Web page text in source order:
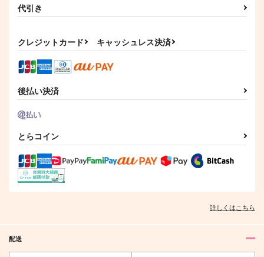
蜂蜜色の夜明け
piova
黒羽快斗×工藤新一
作品詳細
ちゃむらぶ
Asupara town
作品詳細
ぷりーず！ぷりーず！
スタンリー×ゼノ
作品詳細
代引き
クレジットカード キャッシュレス決済
後払い決済
とらコイン
詳しくはこちら
配送